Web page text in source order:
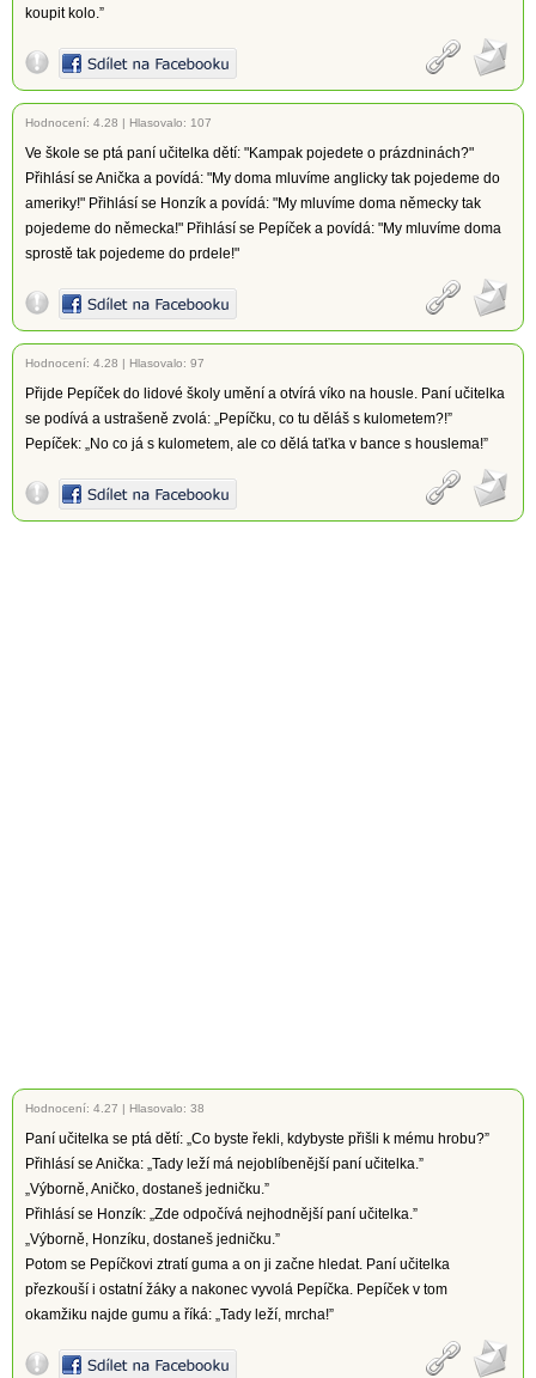
koupit kolo.”
Hodnocení: 4.28 | Hlasovalo: 107
Ve škole se ptá paní učitelka dětí: "Kampak pojedete o prázdninách?"
Přihlásí se Anička a povídá: "My doma mluvíme anglicky tak pojedeme do
ameriky!" Přihlásí se Honzík a povídá: "My mluvíme doma německy tak
pojedeme do německa!" Přihlásí se Pepíček a povídá: "My mluvíme doma
sprostě tak pojedeme do prdele!"
Hodnocení: 4.28 | Hlasovalo: 97
Přijde Pepíček do lidové školy umění a otvírá víko na housle. Paní učitelka
se podívá a ustrašeně zvolá: „Pepíčku, co tu děláš s kulometem?!”
Pepíček: „No co já s kulometem, ale co dělá taťka v bance s houslema!”
Hodnocení: 4.27 | Hlasovalo: 38
Paní učitelka se ptá dětí: „Co byste řekli, kdybyste přišli k mému hrobu?”
Přihlásí se Anička: „Tady leží má nejoblíbenější paní učitelka.”
„Výborně, Aničko, dostaneš jedničku.”
Přihlásí se Honzík: „Zde odpočívá nejhodnější paní učitelka.”
„Výborně, Honzíku, dostaneš jedničku.”
Potom se Pepíčkovi ztratí guma a on ji začne hledat. Paní učitelka
přezkouší i ostatní žáky a nakonec vyvolá Pepíčka. Pepíček v tom
okamžiku najde gumu a říká: „Tady leží, mrcha!”